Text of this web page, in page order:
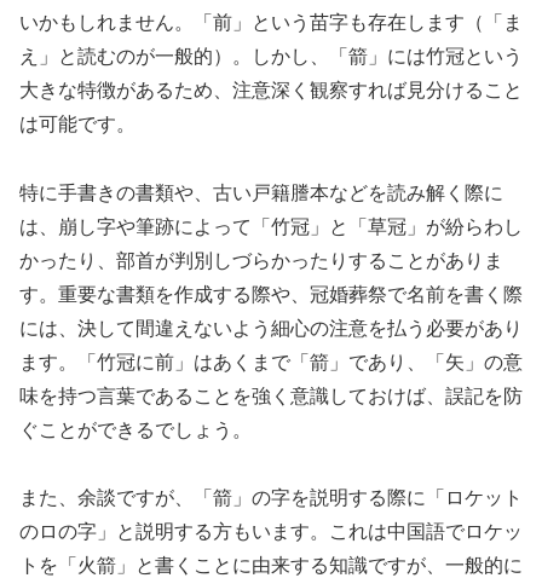
いかもしれません。「前」という苗字も存在します（「ま
え」と読むのが一般的）。しかし、「箭」には竹冠という
大きな特徴があるため、注意深く観察すれば見分けること
は可能です。
特に手書きの書類や、古い戸籍謄本などを読み解く際に
は、崩し字や筆跡によって「竹冠」と「草冠」が紛らわし
かったり、部首が判別しづらかったりすることがありま
す。重要な書類を作成する際や、冠婚葬祭で名前を書く際
には、決して間違えないよう細心の注意を払う必要があり
ます。「竹冠に前」はあくまで「箭」であり、「矢」の意
味を持つ言葉であることを強く意識しておけば、誤記を防
ぐことができるでしょう。
また、余談ですが、「箭」の字を説明する際に「ロケット
のロの字」と説明する方もいます。これは中国語でロケッ
トを「火箭」と書くことに由来する知識ですが、一般的に